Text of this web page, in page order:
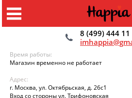
8 (499) 444 11
Время работы:
Магазин временно не работает
Адрес:
г. Москва, ул. Октябрьская, д. 26с1
Вход со стороны ул. Трифоновская